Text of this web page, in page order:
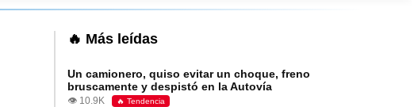
🔥 Más leídas
Un camionero, quiso evitar un choque, freno
bruscamente y despistó en la Autovía
👁️ 10.9K 🔥 Tendencia